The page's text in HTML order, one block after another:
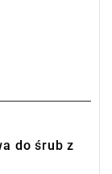
do śrub z